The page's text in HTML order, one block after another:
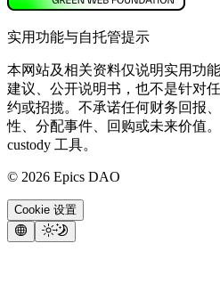
实用功能与自托管提示
本网站及相关资料仅说明实用功
建议、公开说明书，也不是针对
约或招揽。不承诺任何财务回报
性、分配事件、回购或未来价值
custody 工具。
© 2026 Epics DAO
Cookie 设置